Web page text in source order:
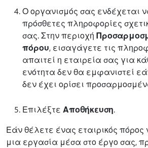
Ο οργανισμός σας ενδέχεται
πρόσθετες πληροφορίες
σας. Στην περιοχή
πόρου, εισαγάγετε τις
απαιτεί η εταιρεία σας για
ενότητα δεν θα εμφανιστεί
δεν έχει ορίσει
Επιλέξτε Αποθήκευση.
Εάν θέλετε ένας εταιρικός πόρος
μια εργασία μέσα στο έργο σας,